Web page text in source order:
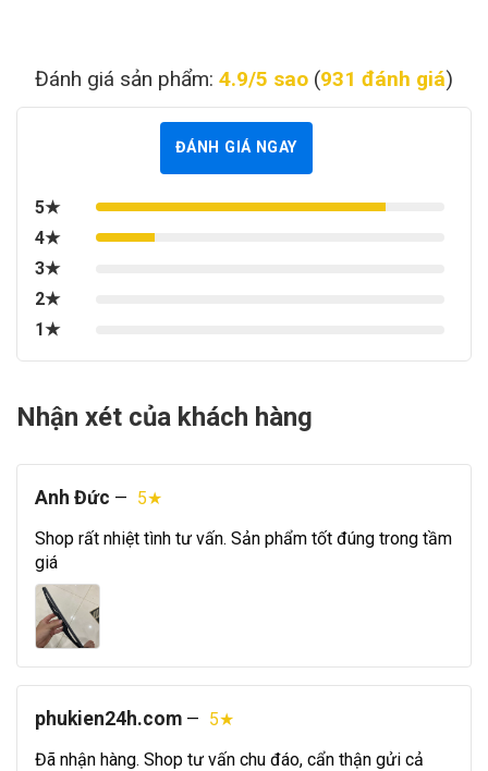
Đánh giá sản phẩm: 4.9/5 sao (931 đánh giá)
5★
4★
3★
2★
1★
ĐÁNH GIÁ NGAY
Nhận xét của khách hàng
Anh Đức — 5★
Shop rất nhiệt tình tư vấn. Sản phẩm tốt đúng trong tầm
giá
phukien24h.com — 5★
Đã nhận hàng. Shop tư vấn chu đáo, cẩn thận gửi cả